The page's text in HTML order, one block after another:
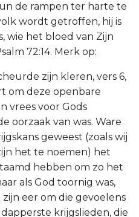
de rampen ter harte te
wordt getroffen, hij is
wie het bloed van Zijn
72:14. Merk op:
zijn kleren, vers 6,
om deze openbare
vrees voor Gods
oorzaak van was. Ware
geweest (zoals wij
het te noemen) het
hebben om zo het
als God toornig was,
eer om die gevoelens
krijgslieden, die